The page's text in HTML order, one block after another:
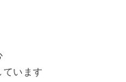
います